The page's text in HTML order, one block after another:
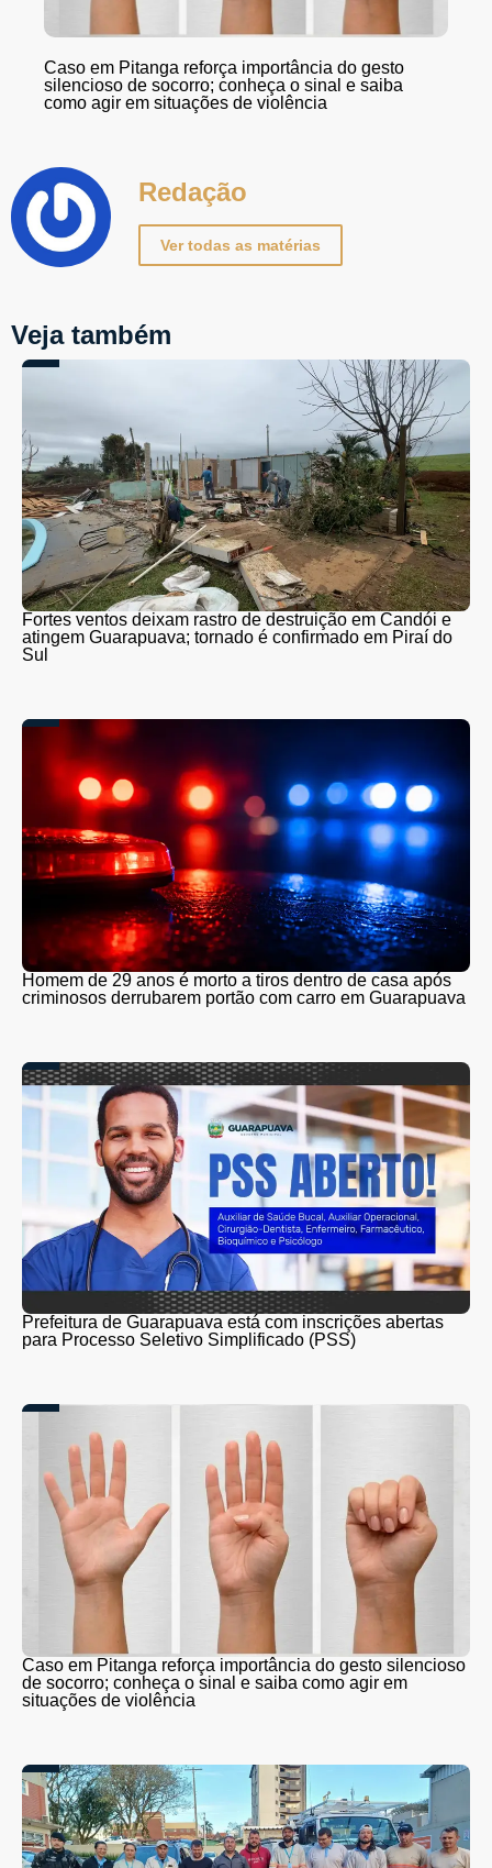
Caso em Pitanga reforça importância do gesto
silencioso de socorro; conheça o sinal e saiba
como agir em situações de violência
Redação
Ver todas as matérias
Veja também
Fortes ventos deixam rastro de destruição em Candói e
atingem Guarapuava; tornado é confirmado em Piraí do
Sul
Homem de 29 anos é morto a tiros dentro de casa após
criminosos derrubarem portão com carro em Guarapuava
Prefeitura de Guarapuava está com inscrições abertas
para Processo Seletivo Simplificado (PSS)
Caso em Pitanga reforça importância do gesto silencioso
de socorro; conheça o sinal e saiba como agir em
situações de violência